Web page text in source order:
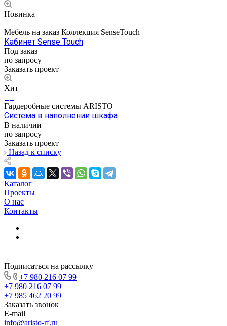
Новинка
Мебель на заказ Коллекция SenseTouch
Кабинет Sense Touch
Под заказ
по запросу
Заказать проект
Хит
Гардеробные системы ARISTO
Система в наполнении шкафа
В наличии
по запросу
Заказать проект
Назад к списку
Каталог
Проекты
О нас
Контакты
Подписаться на рассылку
+7 980 216 07 99
+7 980 216 07 99
+7 985 462 20 99
Заказать звонок
E-mail
info@aristo-rf.ru